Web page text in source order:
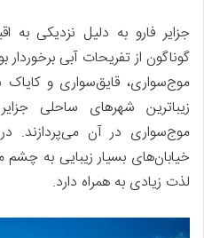
جزایر فارو به دلیل نزدیکی
گوناگون از تفریحات آبی برخوردار
موج‌سواری، قایق‌سواری و
زیباترین شهرهای ساحلی
موج‌سواری در آن می‌پردازند.
خیابان‌های بسیار زیبایی به
لذت زیادی به همراه دارد.